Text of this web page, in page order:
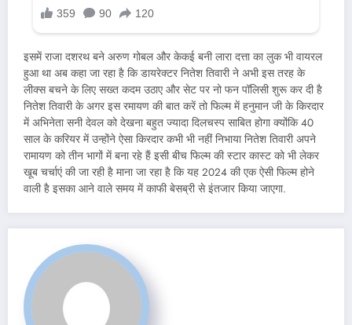
इसमें राजा दशरथ बने अरुण गोबल और केकई बनी लारा दत्ता का लुक भी वायरल
हुआ था अब कहा जा रहा है कि डायरेक्टर नितेश तिवारी ने अभी इस तरह के
लीक्स बचने के लिए सख्त कदम उठाए और सेट पर नो फन पॉलिसी शुरू कर दी है
नितेश तिवारी के अगर इस रमायण की बात करें तो फिल्म में हनुमान जी के किरदार
में अभिनेता सनी देवल को देखना बहुत ज्यादा दिलचस्प साबित होगा क्योंकि 40
साल के करियर में उन्होंने ऐसा किरदार कभी भी नहीं निभाया नितेश तिवारी अपने
रामायण को तीन भागों में बना रहे हैं इसी बीच फिल्म की स्टार कास्ट को भी लेकर
खूब चर्चाएं की जा रही है माना जा रहा है कि यह 2024 की एक ऐसी फिल्म होने
वाली है इसका आने वाले समय में काफी बेसब्री से इंतजार किया जाएगा.